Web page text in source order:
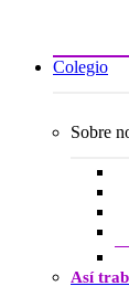
Colegio
Sobre
Así